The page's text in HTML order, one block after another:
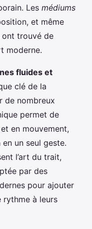
Les médiums
et même
ont trouvé de
moderne.
fluides et
clé de la
de nombreux
permet de
en mouvement,
en un seul geste.
l’art du trait,
par des
pour ajouter
rythme à leurs